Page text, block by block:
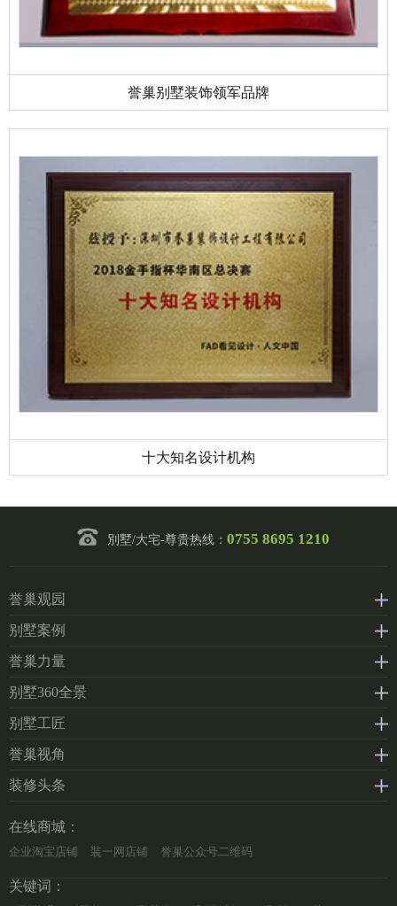
誉巢别墅装饰领军品牌
十大知名设计机构
別墅/大宅-尊贵热线： 0755 8695 1210
誉巢观园
别墅案例
誉巢力量
别墅360全景
别墅工匠
誉巢视角
装修头条
在线商城：
企业淘宝店铺 装一网店铺 誉巢公众号二维码
关键词：